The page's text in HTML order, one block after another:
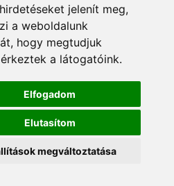
jelenít meg,
a weboldalunk
hogy megtudjuk
a látogatóink.
Elfogadom
Elutasítom
megváltoztatása
Á.SZ.F.
tájékoztató
2026 |